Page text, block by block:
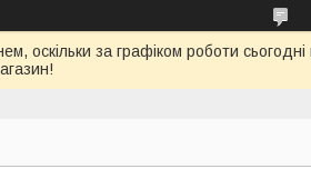
оскільки за графіком роботи